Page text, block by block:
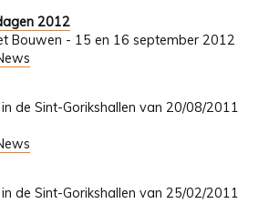
2012
Bouwen - 15 en 16 september 2012
de Sint-Gorikshallen van 20/08/2011
de Sint-Gorikshallen van 25/02/2011